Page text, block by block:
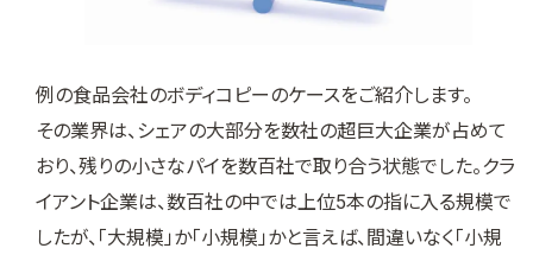
例の食品会社のボディコピーのケースをご紹介します。
その業界は、シェアの大部分を数社の超巨大企業が占めて
おり、残りの小さなパイを数百社で取り合う状態でした。クラ
イアント企業は、数百社の中では上位5本の指に入る規模で
したが、「大規模」か「小規模」かと言えば、間違いなく「小規